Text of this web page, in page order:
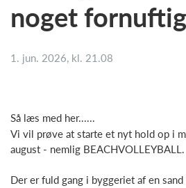
noget
1. jun. 2026, kl. 21.08
Så læs med her......
Vi vil prøve at starte et nyt hold op i
august - nemlig BEACHVOLLEYBALL.
Der er fuld gang i byggeriet af en